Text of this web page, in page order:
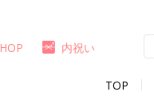
TOP
内祝い